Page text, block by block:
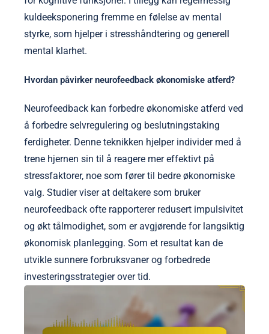
kuldeeksponering fremme en følelse av mental
styrke, som hjelper i stresshåndtering og generell
mental klarhet.
Hvordan påvirker neurofeedback økonomiske atferd?
Neurofeedback kan forbedre økonomiske atferd ved
å forbedre selvregulering og beslutningstaking
ferdigheter. Denne teknikken hjelper individer med å
trene hjernen sin til å reagere mer effektivt på
stressfaktorer, noe som fører til bedre økonomiske
valg. Studier viser at deltakere som bruker
neurofeedback ofte rapporterer redusert impulsivitet
og økt tålmodighet, som er avgjørende for langsiktig
økonomisk planlegging. Som et resultat kan de
utvikle sunnere forbruksvaner og forbedrede
investeringsstrategier over tid.